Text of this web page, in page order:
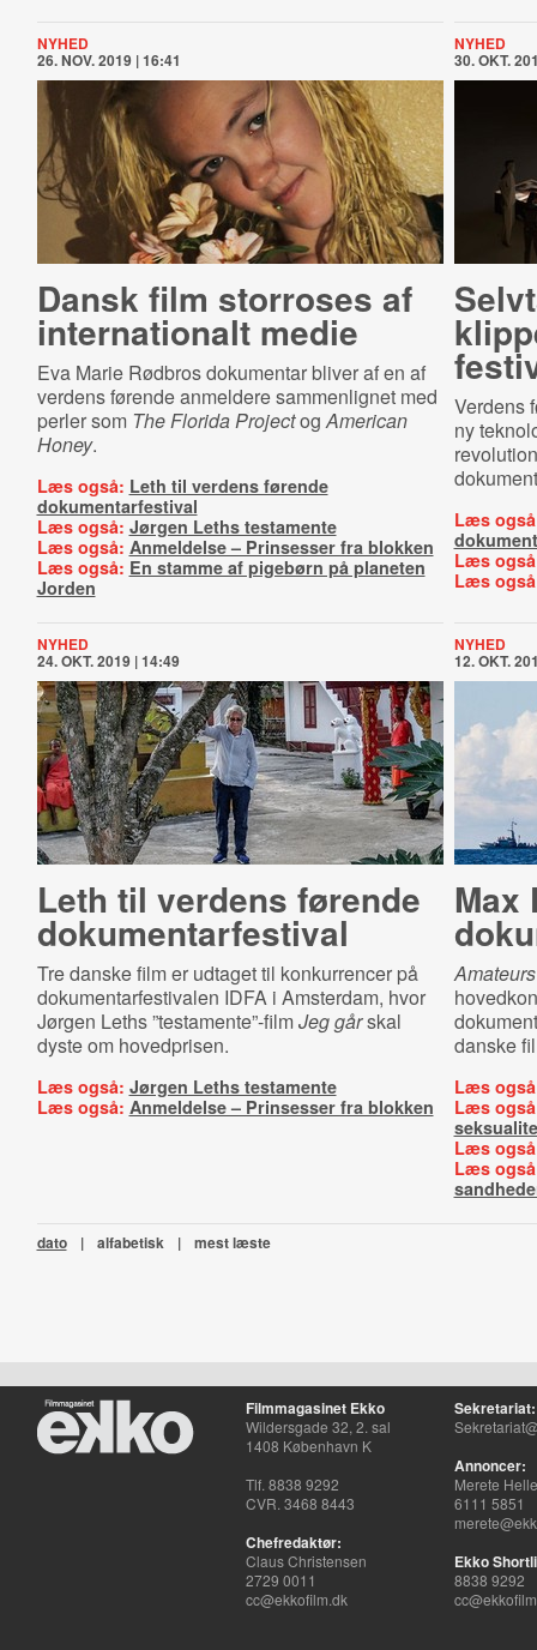
NYHED
26. NOV. 2019 | 16:41
Dansk film storroses af
internationalt medie
Eva Marie Rødbros dokumentar bliver af en af
verdens førende anmeldere sammenlignet med
perler som The Florida ProjectogAmerican
Honey.
Læs også: Leth til verdens førende
dokumentarfestival
Læs også: Jørgen Leths testamente
Læs også: Anmeldelse – Prinsesser fra blokken
Læs også: En stamme af pigebørn på planeten
Jorden
NYHED
30. OKT.
Verdens
ny
Læs
Læs
Læs
NYHED
24. OKT. 2019 | 14:49
Leth til verdens førende
do­ku­men­tar­festi­val
Tre danske film er udtaget til konkurrencer på
dokumentarfestivalen IDFA i Amsterdam, hvor
Jørgen Leths ”testamente”-filmJeg gårskal
dyste om hovedprisen.
Læs også: Jørgen Leths testamente
Læs også: Anmeldelse – Prinsesser fra blokken
NYHED
12. OKT.
Max
danske
Læs
Læs
Læs
Læs
dato | alfabetisk | mest læste
Filmmagasinet Ekko
Wildersgade 32, 2. sal
1408 København K
Tlf. 8838 9292
CVR. 3468 8443
Chefredaktør:
Claus Christensen
2729 0011
cc@ekkofilm.dk
Sekretariat:
Annoncer:
Merete
6111 5851
Ekko
8838 9292